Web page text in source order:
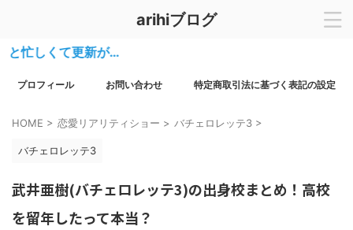
arihiブログ
くて更新が…
プロフィール お問い合わせ 特定商取引法に基づく表記の設定
HOME > 恋愛リアリティショー > バチェロレッテ3 >
バチェロレッテ3
武井亜樹(バチェロレッテ3)の出身校まとめ！高校
を留年したって本当？